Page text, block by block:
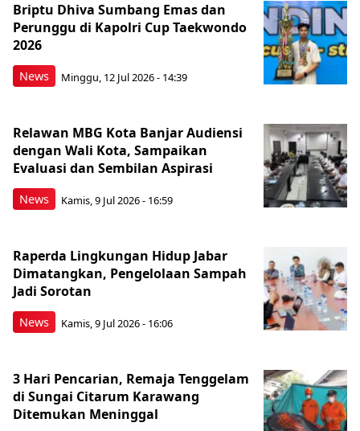
News
Briptu Dhiva Sumbang Emas dan
Perunggu di Kapolri Cup Taekwondo
2026
Minggu, 12 Jul 2026 - 14:39
News
Relawan MBG Kota Banjar Audiensi
dengan Wali Kota, Sampaikan
Evaluasi dan Sembilan Aspirasi
Kamis, 9 Jul 2026 - 16:59
News
Raperda Lingkungan Hidup Jabar
Dimatangkan, Pengelolaan Sampah
Jadi Sorotan
Kamis, 9 Jul 2026 - 16:06
3 Hari Pencarian, Remaja Tenggelam
di Sungai Citarum Karawang
Ditemukan Meninggal